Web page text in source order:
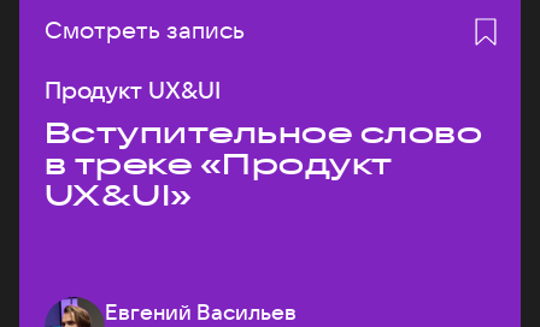
Смотреть запись
Продукт UX&UI
Вступительное слово
в треке «Продукт
UX&UI»
Евгений Васильев